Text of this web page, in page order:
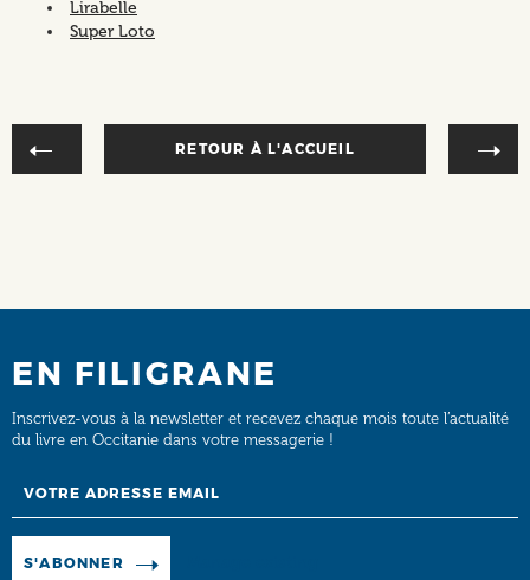
Lirabelle
Super Loto
RETOUR À L'ACCUEIL
EN FILIGRANE
Inscrivez-vous à la newsletter et recevez chaque mois toute l’actualité
du livre en Occitanie dans votre messagerie !
S'ABONNER